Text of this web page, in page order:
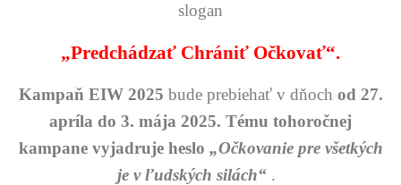
slogan
„Predchádzať Chrániť Očkovať“.
Kampaň EIW 2025 bude prebiehať v dňoch od 27.
apríla do 3. mája 2025. Tému tohoročnej
kampane vyjadruje heslo „Očkovanie pre všetkých
je v ľudských silách“ .